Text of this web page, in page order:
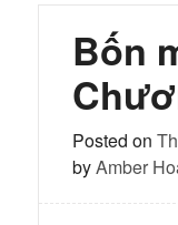
Bốn
Posted on
byAmber